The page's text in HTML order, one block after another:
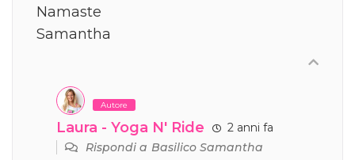
Namaste
Samantha
Autore
Laura - Yoga N' Ride
2 anni fa
Rispondi aBasilico Samantha